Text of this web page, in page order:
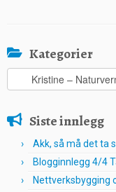
Kategorier
Kategorier
Siste innlegg
Akk, så må det ta
Blogginnlegg 4/4
Nettverksbygging